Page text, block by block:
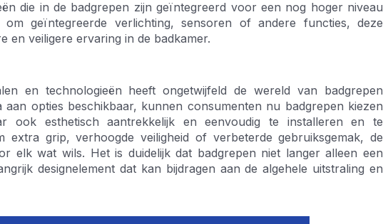
die in de badgrepen zijn geïntegreerd voor een nog hoger niveau
geïntegreerde verlichting, sensoren of andere functies, deze
en veiligere ervaring in de badkamer.
en technologieën heeft ongetwijfeld de wereld van badgrepen
opties beschikbaar, kunnen consumenten nu badgrepen kiezen
ook esthetisch aantrekkelijk en eenvoudig te installeren en te
grip, verhoogde veiligheid of verbeterde gebruiksgemak, de
elk wat wils. Het is duidelijk dat badgrepen niet langer alleen een
designelement dat kan bijdragen aan de algehele uitstraling en